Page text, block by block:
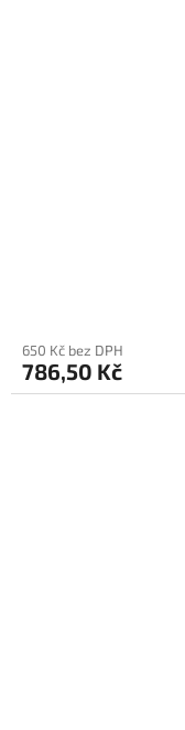
650 Kč bez DPH
786,50 Kč